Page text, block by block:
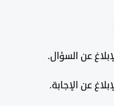
السؤال.
الإجابة.